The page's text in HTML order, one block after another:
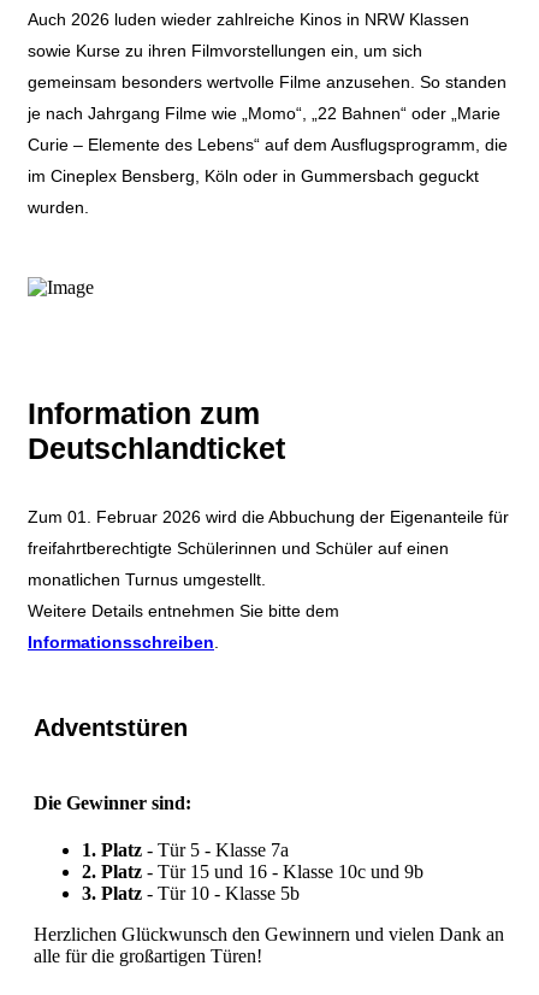
Auch 2026 luden wieder zahlreiche Kinos in NRW Klassen
sowie Kurse zu ihren Filmvorstellungen ein, um sich
gemeinsam besonders wertvolle Filme anzusehen. So standen
je nach Jahrgang Filme wie „Momo“, „22 Bahnen“ oder „Marie
Curie – Elemente des Lebens“ auf dem Ausflugsprogramm, die
im Cineplex Bensberg, Köln oder in Gummersbach geguckt
wurden.
Information zum
Deutschlandticket
Zum 01. Februar 2026 wird die Abbuchung der Eigenanteile für
freifahrtberechtigte Schülerinnen und Schüler auf einen
monatlichen Turnus umgestellt.
Weitere Details entnehmen Sie bitte dem
Informationsschreiben.
Adventstüren
Die Gewinner sind:
1. Platz - Tür 5 - Klasse 7a
2. Platz - Tür 15 und 16 - Klasse 10c und 9b
3. Platz - Tür 10 - Klasse 5b
Herzlichen Glückwunsch den Gewinnern und vielen Dank an
alle für die großartigen Türen!